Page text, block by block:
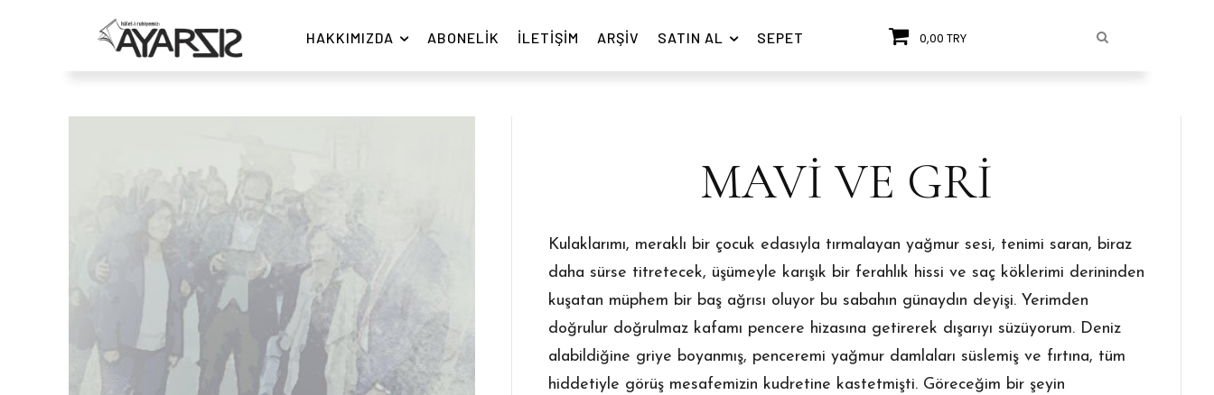
HAKKIMIZDA ABONELIK İLETIŞIM ARŞIV SATIN AL SEPET 0,00 TRY
MAVİ VE GRİ
Kulaklarımı, meraklı bir çocuk edasıyla tırmalayan yağmur sesi, tenimi saran, biraz
daha sürse titretecek, üşümeyle karışık bir ferahlık hissi ve saç köklerimi derininden
kuşatan müphem bir baş ağrısı oluyor bu sabahın günaydın deyişi. Yerimden
doğrulur doğrulmaz kafamı pencere hizasına getirerek dışarıyı süzüyorum. Deniz
alabildiğine griye boyanmış, penceremi yağmur damlaları süslemiş ve fırtına, tüm
hiddetiyle görüş mesafemizin kudretine kastetmişti. Göreceğim bir şeyin